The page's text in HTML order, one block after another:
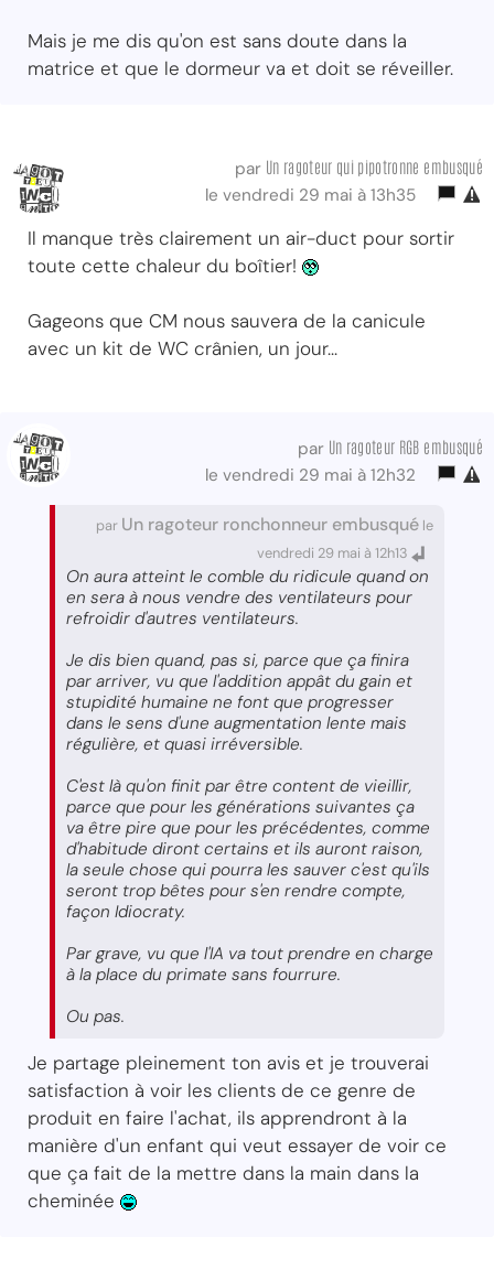
Mais je me dis qu'on est sans doute dans la
matrice et que le dormeur va et doit se réveiller.
par Un ragoteur qui pipotronne embusqué
le vendredi 29 mai à 13h35
Il manque très clairement un air-duct pour sortir
toute cette chaleur du boîtier!
Gageons que CM nous sauvera de la canicule
avec un kit de WC crânien, un jour...
par Un ragoteur RGB embusqué
le vendredi 29 mai à 12h32
par Un ragoteur ronchonneur embusqué le
vendredi 29 mai à 12h13
On aura atteint le comble du ridicule quand on
en sera à nous vendre des ventilateurs pour
refroidir d'autres ventilateurs.
Je dis bien quand, pas si, parce que ça finira
par arriver, vu que l'addition appât du gain et
stupidité humaine ne font que progresser
dans le sens d'une augmentation lente mais
régulière, et quasi irréversible.
C'est là qu'on finit par être content de vieillir,
parce que pour les générations suivantes ça
va être pire que pour les précédentes, comme
d'habitude diront certains et ils auront raison,
la seule chose qui pourra les sauver c'est qu'ils
seront trop bêtes pour s'en rendre compte,
façon Idiocraty.
Par grave, vu que l'IA va tout prendre en charge
à la place du primate sans fourrure.
Ou pas.
Je partage pleinement ton avis et je trouverai
satisfaction à voir les clients de ce genre de
produit en faire l'achat, ils apprendront à la
manière d'un enfant qui veut essayer de voir ce
que ça fait de la mettre dans la main dans la
cheminée